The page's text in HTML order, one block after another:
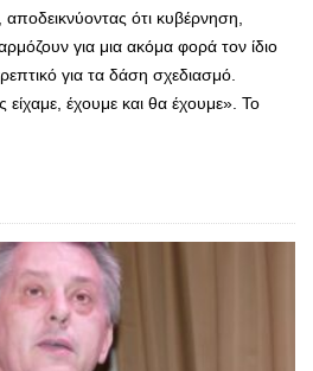
ότι κυβέρνηση,
για μια ακόμα φορά τον ίδιο
για τα δάση σχεδιασμό.
είχαμε, έχουμε και θα έχουμε». Το